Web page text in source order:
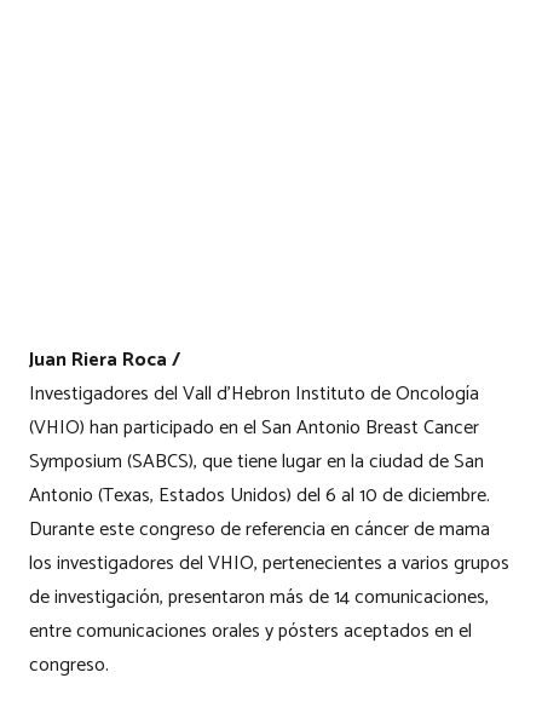
Juan Riera Roca /
Investigadores del Vall d’Hebron Instituto de Oncología
(VHIO) han participado en el San Antonio Breast Cancer
Symposium (SABCS), que tiene lugar en la ciudad de San
Antonio (Texas, Estados Unidos) del 6 al 10 de diciembre.
Durante este congreso de referencia en cáncer de mama
los investigadores del VHIO, pertenecientes a varios grupos
de investigación, presentaron más de 14 comunicaciones,
entre comunicaciones orales y pósters aceptados en el
congreso.